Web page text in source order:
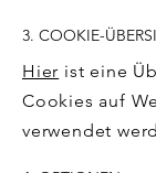
3. COOKIE-
Hier ist eine
Cookies auf
verwendet